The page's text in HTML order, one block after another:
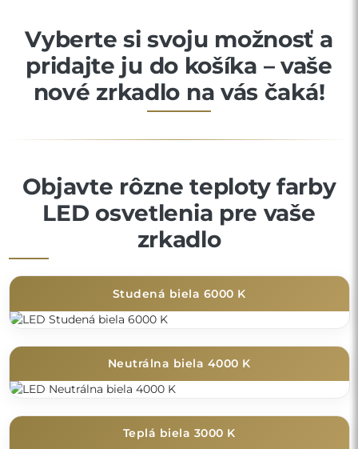
Vyberte si svoju možnosť a
pridajte ju do košíka – vaše
nové zrkadlo na vás čaká!
Objavte rôzne teploty farby
LED osvetlenia pre vaše
zrkadlo
Studená biela 6000 K
Neutrálna biela 4000 K
Teplá biela 3000 K